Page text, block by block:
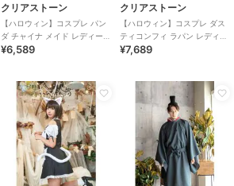
クリアストーン
【ハロウィン】コスプレ パン
ダ チャイナ メイド レディース
レッド
¥6,589
クリアストーン
【ハロウィン】コスプレ ダス
ティコンフィ ラパン レディー
ス ピンク
¥7,689